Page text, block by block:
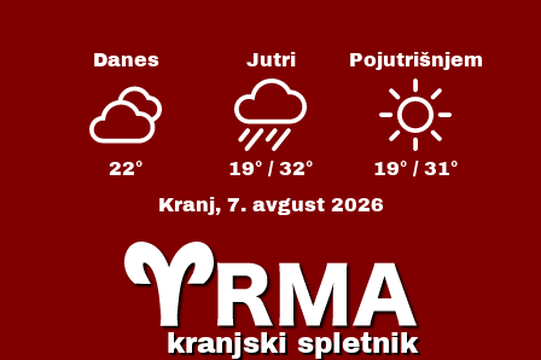
Danes
22°
Jutri
19° / 32°
Pojutrišnjem
19° / 31°
Kranj, 7. avgust 2026
kranjski spletnik